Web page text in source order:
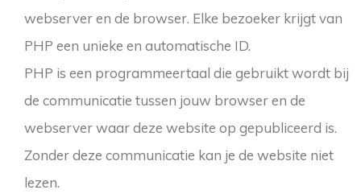
webserver en de browser. Elke bezoeker krijgt van
PHP een unieke en automatische ID.
PHP is een programmeertaal die gebruikt wordt bij
de communicatie tussen jouw browser en de
webserver waar deze website op gepubliceerd is.
Zonder deze communicatie kan je de website niet
lezen.